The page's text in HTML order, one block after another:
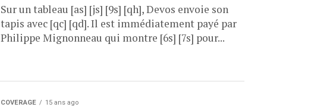
Sur un tableau [as] [js] [9s] [qh], Devos envoie son
tapis avec [qc] [qd]. Il est immédiatement payé par
Philippe Mignonneau qui montre [6s] [7s] pour...
COVERAGE 15 ans ago